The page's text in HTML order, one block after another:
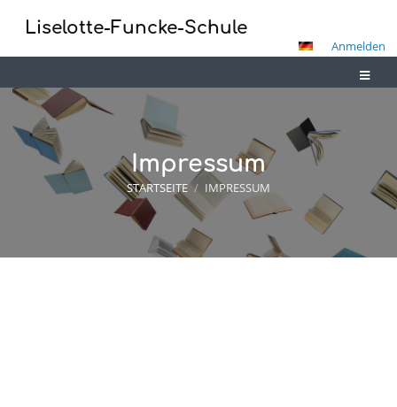
Liselotte-Funcke-Schule
Anmelden
Impressum
STARTSEITE / IMPRESSUM